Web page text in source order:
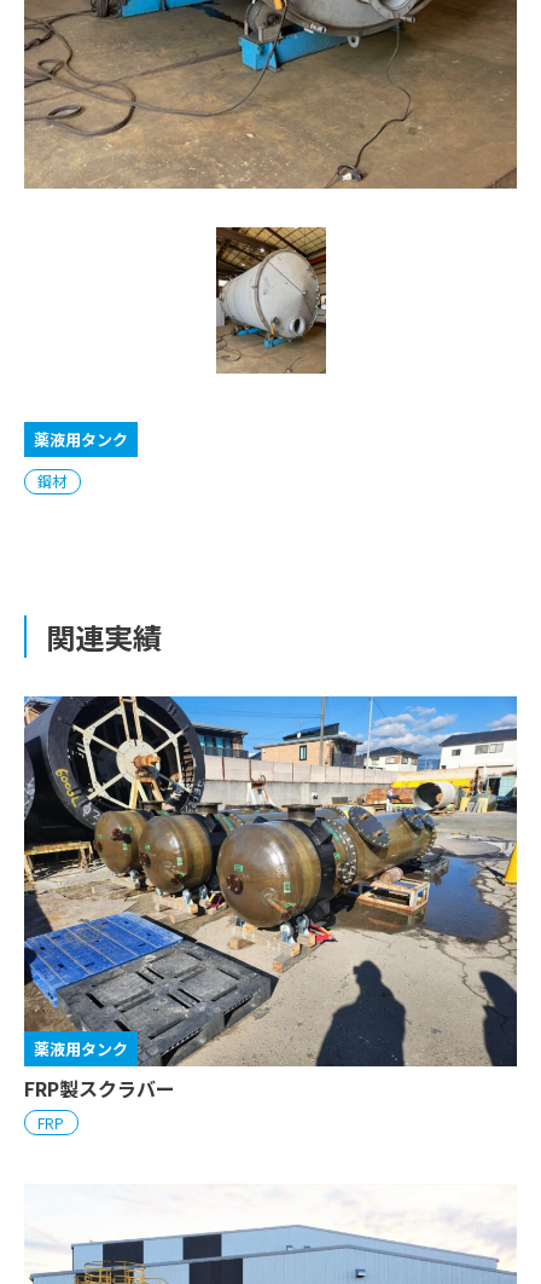
薬液用タンク
鋼材
関連実績
薬液用タンク
FRP製スクラバー
FRP